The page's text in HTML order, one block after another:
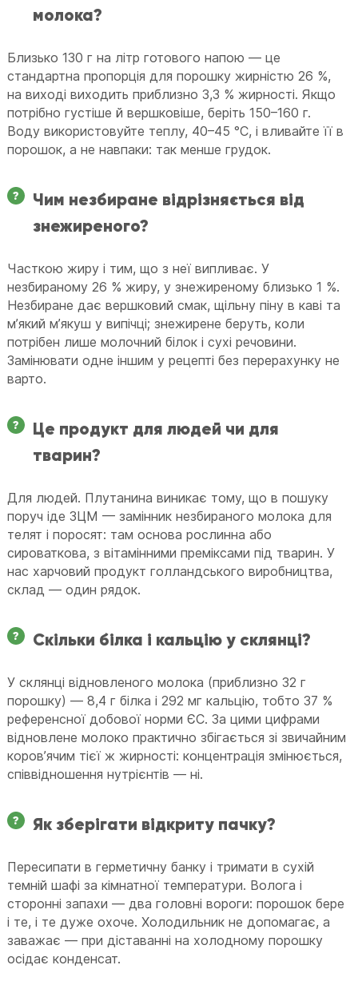
молока?
Близько 130 г на літр готового напою — це
стандартна пропорція для порошку жирністю 26 %,
на виході виходить приблизно 3,3 % жирності. Якщо
потрібно густіше й вершковіше, беріть 150–160 г.
Воду використовуйте теплу, 40–45 °C, і вливайте її в
порошок, а не навпаки: так менше грудок.
Чим незбиране відрізняється від
знежиреного?
Часткою жиру і тим, що з неї випливає. У
незбираному 26 % жиру, у знежиреному близько 1 %.
Незбиране дає вершковий смак, щільну піну в каві та
мʼякий мʼякуш у випічці; знежирене беруть, коли
потрібен лише молочний білок і сухі речовини.
Замінювати одне іншим у рецепті без перерахунку не
варто.
Це продукт для людей чи для
тварин?
Для людей. Плутанина виникає тому, що в пошуку
поруч іде ЗЦМ — замінник незбираного молока для
телят і поросят: там основа рослинна або
сироваткова, з вітамінними преміксами під тварин. У
нас харчовий продукт голландського виробництва,
склад — один рядок.
Скільки білка і кальцію у склянці?
У склянці відновленого молока (приблизно 32 г
порошку) — 8,4 г білка і 292 мг кальцію, тобто 37 %
референсної добової норми ЄС. За цими цифрами
відновлене молоко практично збігається зі звичайним
коровʼячим тієї ж жирності: концентрація змінюється,
співвідношення нутрієнтів — ні.
Як зберігати відкриту пачку?
Пересипати в герметичну банку і тримати в сухій
темній шафі за кімнатної температури. Волога і
сторонні запахи — два головні вороги: порошок бере
і те, і те дуже охоче. Холодильник не допомагає, а
заважає — при діставанні на холодному порошку
осідає конденсат.